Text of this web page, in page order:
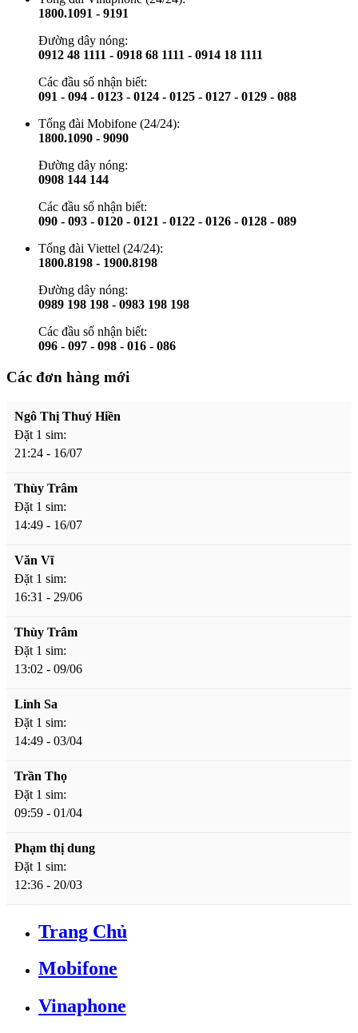
1800.1091 - 9191
Đường dây nóng:
0912 48 1111 - 0918 68 1111 - 0914 18 1111
Các đầu số nhận biết:
091 - 094 - 0123 - 0124 - 0125 - 0127 - 0129 - 088
Tổng đài Mobifone (24/24):
1800.1090 - 9090
Đường dây nóng:
0908 144 144
Các đầu số nhận biết:
090 - 093 - 0120 - 0121 - 0122 - 0126 - 0128 - 089
Tổng đài Viettel (24/24):
1800.8198 - 1900.8198
Đường dây nóng:
0989 198 198 - 0983 198 198
Các đầu số nhận biết:
096 - 097 - 098 - 016 - 086
Các đơn hàng mới
Ngô Thị Thuý Hiền
Đặt 1 sim:
21:24 - 16/07
Thùy Trâm
Đặt 1 sim:
14:49 - 16/07
Văn Vĩ
Đặt 1 sim:
16:31 - 29/06
Thùy Trâm
Đặt 1 sim:
13:02 - 09/06
Linh Sa
Đặt 1 sim:
14:49 - 03/04
Trần Thọ
Đặt 1 sim:
09:59 - 01/04
Phạm thị dung
Đặt 1 sim:
12:36 - 20/03
Trang Chủ
Mobifone
Vinaphone